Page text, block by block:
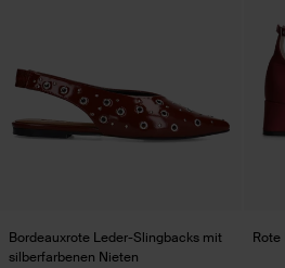
Bordeauxrote Leder-Slingbacks mit
silberfarbenen Nieten
Rote